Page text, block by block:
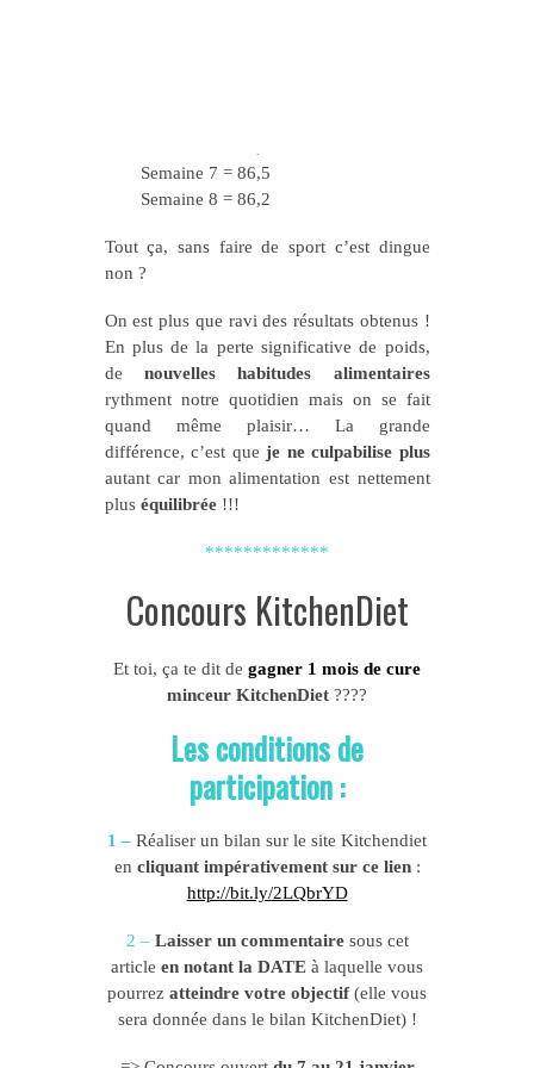
Semaine 7 = 86,5
Semaine 8 = 86,2
Tout ça, sans faire de sport c’est dingue
non ?
On est plus que ravi des résultats obtenus !
En plus de la perte significative de poids,
de nouvelles habitudes alimentaires
rythment notre quotidien mais on se fait
quand même plaisir… La grande
différence, c’est que je ne culpabilise plus
autant car mon alimentation est nettement
plus équilibrée!!!
*************
Concours KitchenDiet
Et toi, ça te dit de gagner 1 mois de cure
minceur KitchenDiet ????
Les conditions de
participation :
1 – Réaliser un bilan sur le site Kitchendiet
en cliquant impérativement sur ce lien:
http://bit.ly/2LQbrYD
2 – Laisser un commentairesous cet
article en notant la DATE à laquelle vous
pourrez atteindre votre objectif (elle vous
sera donnée dans le bilan KitchenDiet) !